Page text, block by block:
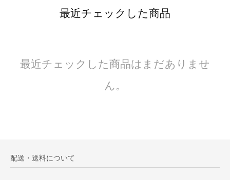
最近チェックした商品
最近チェックした商品はまだありませ
ん。
配送・送料について